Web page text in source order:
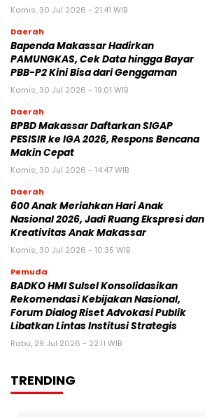
Kamis, 30 Jul 2026 - 21:41 WIB
Daerah
Bapenda Makassar Hadirkan
PAMUNGKAS, Cek Data hingga Bayar
PBB-P2 Kini Bisa dari Genggaman
Kamis, 30 Jul 2026 - 19:01 WIB
Daerah
BPBD Makassar Daftarkan SIGAP
PESISIR ke IGA 2026, Respons Bencana
Makin Cepat
Kamis, 30 Jul 2026 - 14:47 WIB
Daerah
600 Anak Meriahkan Hari Anak
Nasional 2026, Jadi Ruang Ekspresi dan
Kreativitas Anak Makassar
Kamis, 30 Jul 2026 - 10:35 WIB
Pemuda
BADKO HMI Sulsel Konsolidasikan
Rekomendasi Kebijakan Nasional,
Forum Dialog Riset Advokasi Publik
Libatkan Lintas Institusi Strategis
Rabu, 29 Jul 2026 - 22:11 WIB
TRENDING